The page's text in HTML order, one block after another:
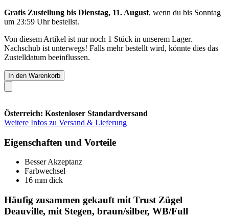
Gratis Zustellung bis Dienstag, 11. August, wenn du bis Sonntag
um 23:59 Uhrbestellst.
Von diesem Artikel ist nur noch 1 Stück in unserem Lager.
Nachschub ist unterwegs! Falls mehr bestellt wird, könnte dies das
Zustelldatum beeinflussen.
In den Warenkorb
Österreich: Kostenloser Standardversand
Weitere Infos zu Versand & Lieferung
Eigenschaften und Vorteile
Besser Akzeptanz
Farbwechsel
16 mm dick
Häufig zusammen gekauft mit Trust Zügel
Deauville, mit Stegen, braun/silber, WB/Full